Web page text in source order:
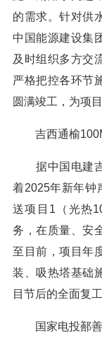
的需求。针对供
中国能源建设集
及时组织多方交
严格把控各环节
圆满竣工，为项
吉西通榆
据中国电建吉
着2025年新年钟
送项目1（光热
务，在质量、安
至目前，项目年
装、吸热塔基础
目节后的全面复
国家电投鄯善